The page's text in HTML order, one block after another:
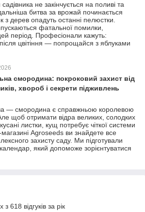
не закінчується на поливі та
битва за врожай починається
з дерев опадуть останні пелюстки.
фатальної помилки,
період. Професіонали кажуть:
цвітіння — попрощайся з яблуками
смородина: покроковий захист від
хвороб і секрети підживлень
— смородина є справжньою королевою
щоб отримати відра великих, солодких
листки, кущ потребує чіткої системи
Agroseeds ви знайдете все
захисту саду. Ми підготували
який допоможе зорієнтуватися
618 відгуків за рік